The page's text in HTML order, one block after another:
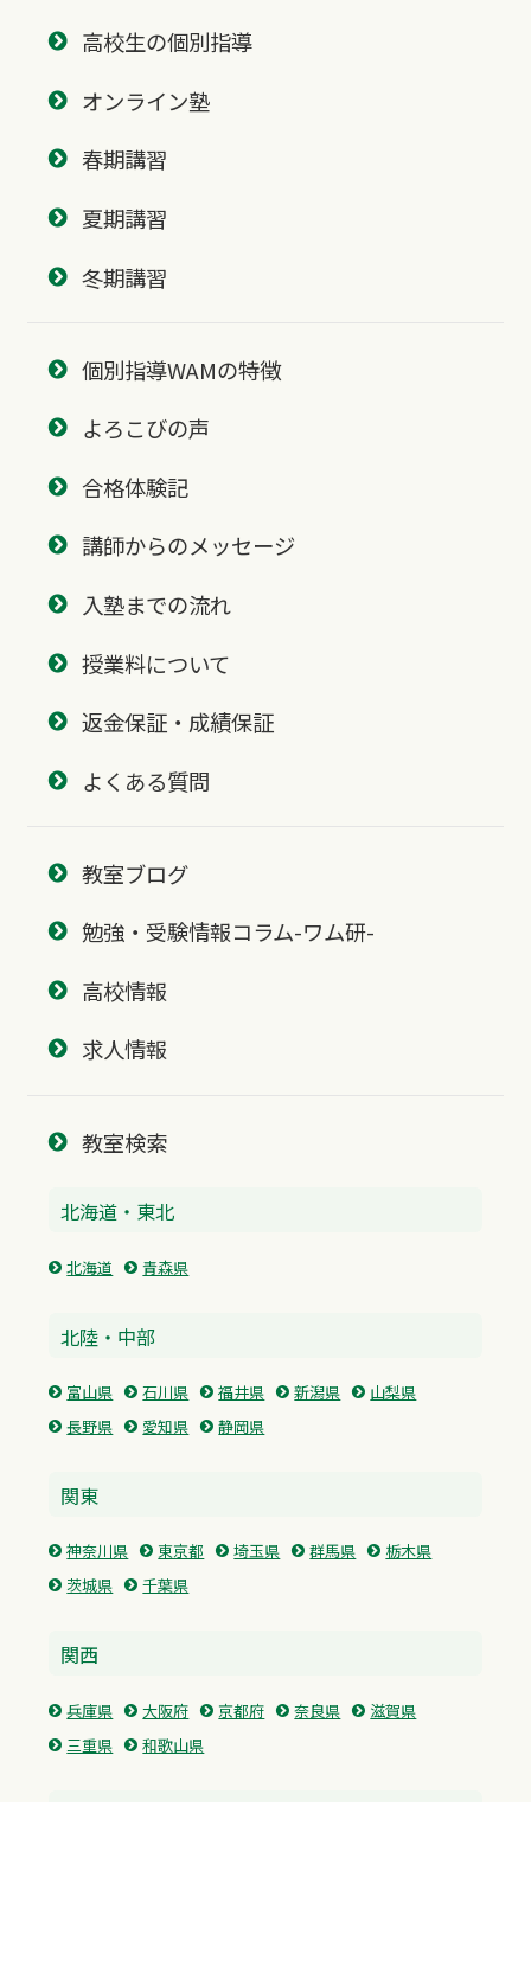
高校生の個別指導
オンライン塾
春期講習
夏期講習
冬期講習
個別指導WAMの特徴
よろこびの声
合格体験記
講師からのメッセージ
入塾までの流れ
授業料について
返金保証・成績保証
よくある質問
教室ブログ
勉強・受験情報コラム-ワム研-
高校情報
求人情報
教室検索
北海道・東北
北海道 青森県
北陸・中部
富山県 石川県 福井県 新潟県
山梨県
長野県
愛知県 静岡県
関東
神奈川県 東京都 埼玉県 群馬県
栃木県
茨城県
千葉県
関西
兵庫県 大阪府 京都府 奈良県
滋賀県
三重県
和歌山県